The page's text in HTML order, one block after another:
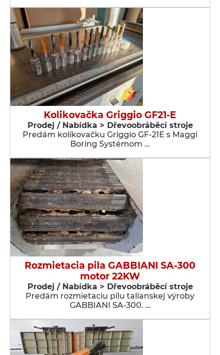
Kolikovačka Griggio GF21-E
Prodej / Nabídka > Dřevoobráběcí stroje
Predám kolíkovačku Griggio GF-21E s Maggi
Boring Systémom …
Rozmietacia pila GABBIANI SA-300
motor 22KW
Prodej / Nabídka > Dřevoobráběcí stroje
Predám rozmietaciu pílu talianskej výroby
GABBIANI SA-300. …